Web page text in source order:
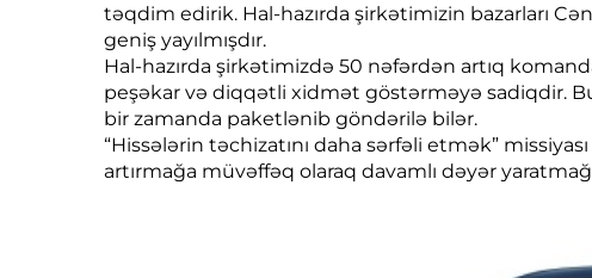
təqdim edirik. Hal-hazırda şirkətimizin bazarları
geniş yayılmışdır.
Hal-hazırda şirkətimizdə 50 nəfərdən artıq
peşəkar və diqqətli xidmət göstərməyə sadiqdir.
bir zamanda paketlənib göndərilə bilər.
“Hissələrin təchizatını daha sərfəli etmək”
artırmağa müvəffəq olaraq davamlı dəyər